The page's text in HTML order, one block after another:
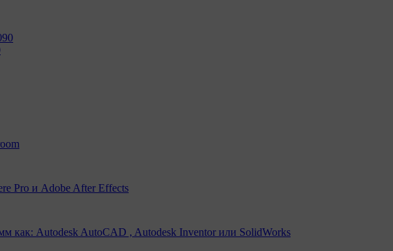
Pro и Adobe After Effects
как: Autodesk AutoCAD , Autodesk Inventor или SolidWorks